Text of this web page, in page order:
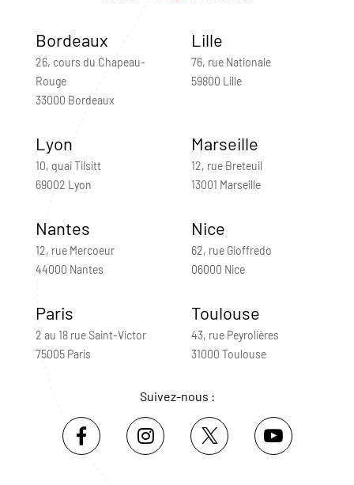
Bordeaux
26, cours du Chapeau-
Rouge
33000 Bordeaux
Lille
76, rue Nationale
59800 Lille
Lyon
10, quai Tilsitt
69002 Lyon
Marseille
12, rue Breteuil
13001 Marseille
Nantes
12, rue Mercoeur
44000 Nantes
Nice
62, rue Gioffredo
06000 Nice
Paris
2 au 18 rue Saint-Victor
75005 Paris
Toulouse
43, rue Peyrolières
31000 Toulouse
Suivez-nous :